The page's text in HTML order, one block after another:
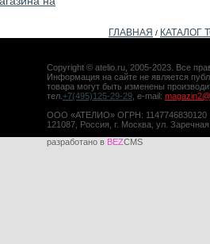
ГЛАВНАЯ / КАТАЛОГ
Copyright © atelio.ru, 2005-2023. Все
Информация на сайте не является
товара могут быть изменены
тел. +7(495)125-29-29 , e-mail:
ООО «АТЕЛИО» ОГРН: 1147746830120
121087, Россия, г. Москва, ул.
разработано в BEZCMS